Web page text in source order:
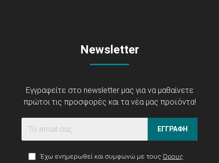
Newsletter
Εγγραφείτε στο newsletter μας για να μαθαίνετε
πρώτοι τις προσφορές και τα νέα μας προϊόντα!
ΕΓΓΡΑΦΗ
Έχω ενημερωθεί και συμφωνώ με τους Όρους